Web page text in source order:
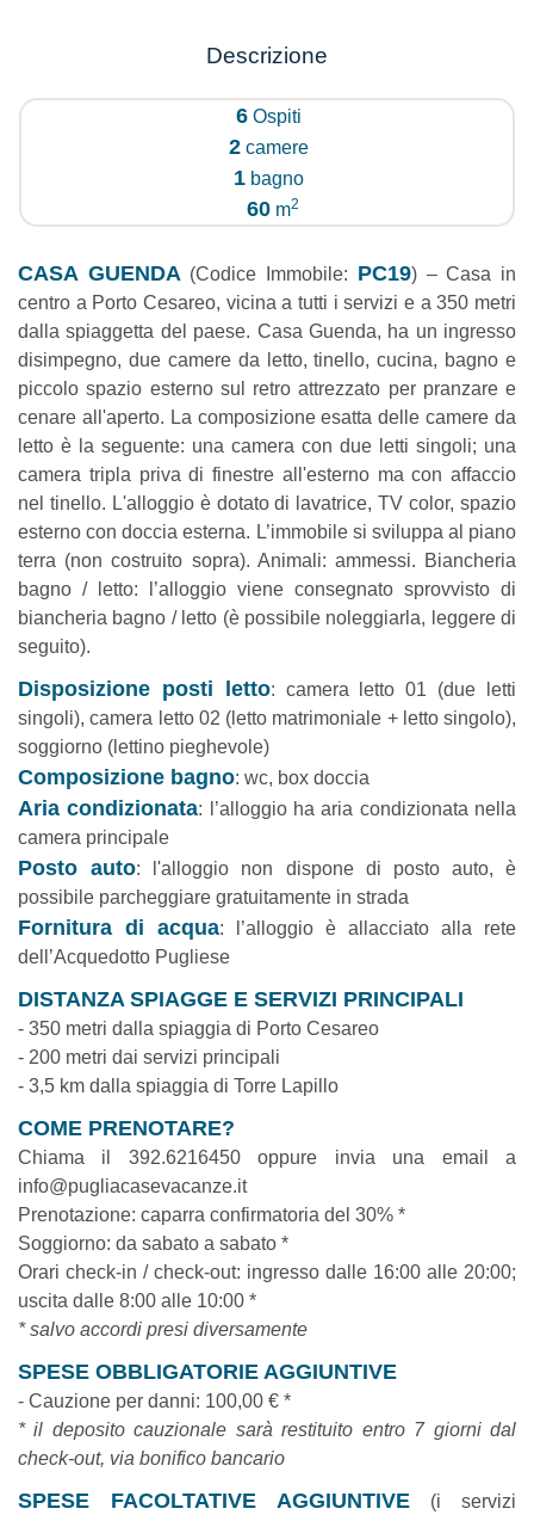
Descrizione
6Ospiti
2camere
1bagno
60 m2
CASA GUENDA (Codice Immobile: PC19) – Casa in
centro a Porto Cesareo, vicina a tutti i servizi e a 350 metri
dalla spiaggetta del paese. Casa Guenda, ha un ingresso
disimpegno, due camere da letto, tinello, cucina, bagno e
piccolo spazio esterno sul retro attrezzato per pranzare e
cenare all'aperto. La composizione esatta delle camere da
letto è la seguente: una camera con due letti singoli; una
camera tripla priva di finestre all'esterno ma con affaccio
nel tinello. L'alloggio è dotato di lavatrice, TV color, spazio
esterno con doccia esterna. L’immobile si sviluppa al piano
terra (non costruito sopra). Animali: ammessi. Biancheria
bagno / letto: l’alloggio viene consegnato sprovvisto di
biancheria bagno / letto (è possibile noleggiarla, leggere di
seguito).
Disposizione posti letto: camera letto 01 (due letti
singoli), camera letto 02 (letto matrimoniale + letto singolo),
soggiorno (lettino pieghevole)
Composizione bagno: wc, box doccia
Aria condizionata: l’alloggio ha aria condizionata nella
camera principale
Posto auto: l'alloggio non dispone di posto auto, è
possibile parcheggiare gratuitamente in strada
Fornitura di acqua: l’alloggio è allacciato alla rete
dell’Acquedotto Pugliese
DISTANZA SPIAGGE E SERVIZI PRINCIPALI
- 350 metri dalla spiaggia di Porto Cesareo
- 200 metri dai servizi principali
- 3,5 km dalla spiaggia di Torre Lapillo
COME PRENOTARE?
Chiama il 392.6216450 oppure invia una email a
info@pugliacasevacanze.it
Prenotazione: caparra confirmatoria del 30% *
Soggiorno: da sabato a sabato *
Orari check-in / check-out: ingresso dalle 16:00 alle 20:00;
uscita dalle 8:00 alle 10:00 *
* salvo accordi presi diversamente
SPESE OBBLIGATORIE AGGIUNTIVE
- Cauzione per danni: 100,00 € *
* il deposito cauzionale sarà restituito entro 7 giorni dal
check-out, via bonifico bancario
SPESE FACOLTATIVE AGGIUNTIVE (i servizi